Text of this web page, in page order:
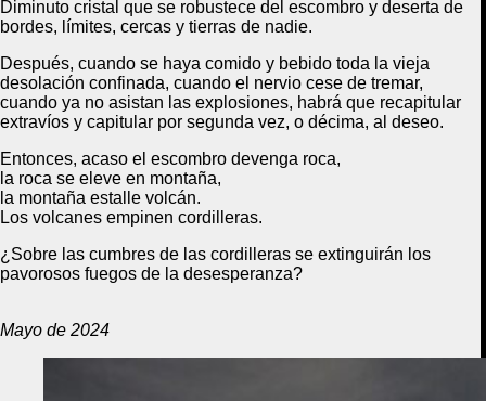
Diminuto cristal que se robustece del escombro y deserta de
bordes, límites, cercas y tierras de nadie.
Después, cuando se haya comido y bebido toda la vieja
desolación confinada, cuando el nervio cese de tremar,
cuando ya no asistan las explosiones, habrá que recapitular
extravíos y capitular por segunda vez, o décima, al deseo.
Entonces, acaso el escombro devenga roca,
la roca se eleve en montaña,
la montaña estalle volcán.
Los volcanes empinen cordilleras.
¿Sobre las cumbres de las cordilleras se extinguirán los
pavorosos fuegos de la desesperanza?
Mayo de 2024